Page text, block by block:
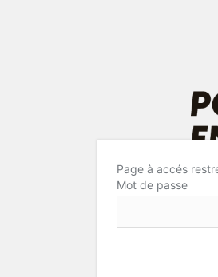
Page à accés
Mot de passe